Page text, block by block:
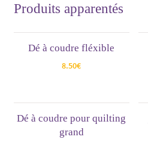
Produits apparentés
Dé à coudre fléxible
8.50€
Dé à coudre pour quilting
grand